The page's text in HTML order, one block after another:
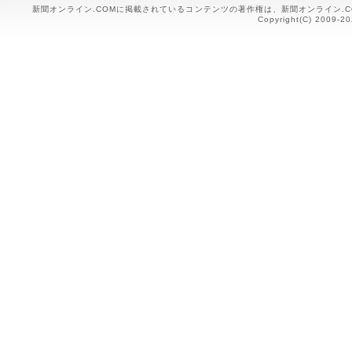
新聞オンライン.COMに掲載されているコンテンツの著作権は、新聞オンライン
Copyright(C) 2009-